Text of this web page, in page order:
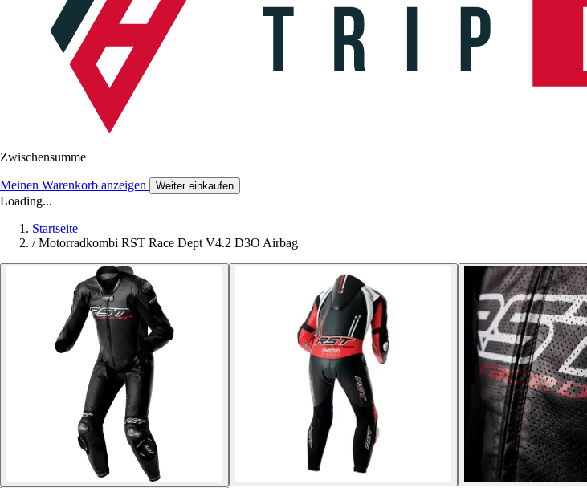
Zwischensumme
Meinen Warenkorb anzeigen Weiter einkaufen
Loading...
Startseite
/ Motorradkombi RST Race Dept V4.2 D3O Airbag